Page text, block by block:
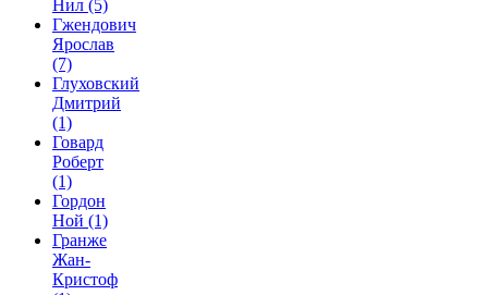
Нил (5)
Гжендович
Ярослав
(7)
Глуховский
Дмитрий
(1)
Говард
Роберт
(1)
Гордон
Ной (1)
Гранже
Жан-
Кристоф